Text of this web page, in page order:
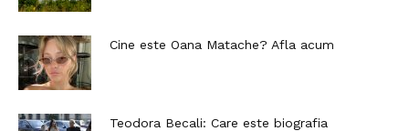
Cine este Oana Matache? Afla acum
Teodora Becali: Care este biografia